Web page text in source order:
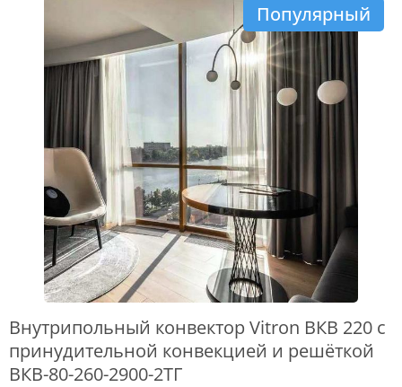
Популярный
Внутрипольный конвектор Vitron ВКВ 220 с
принудительной конвекцией и решёткой
ВКВ-80-260-2900-2ТГ